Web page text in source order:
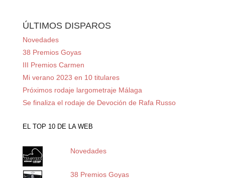
ÚLTIMOS DISPAROS
Novedades
38 Premios Goyas
III Premios Carmen
Mi verano 2023 en 10 titulares
Próximos rodaje largometraje Málaga
Se finaliza el rodaje de Devoción de Rafa Russo
EL TOP 10 DE LA WEB
Novedades
38 Premios Goyas